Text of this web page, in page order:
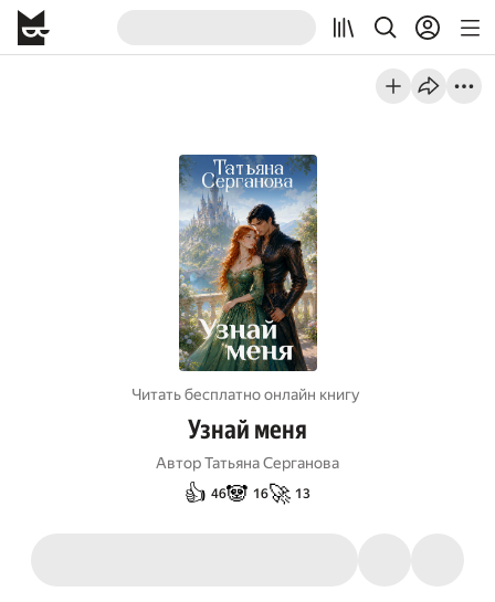
Читать бесплатно онлайн книгу
Узнай меня
АвторТатьяна Серганова
👍 46🐼 16🚀 13